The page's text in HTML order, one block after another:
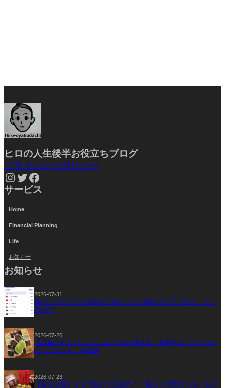
ヒロの人生後半お役立ちブログ
プライバシーポリシー
Instagram Twitter Facebook
サービス
Home
Financial Planning
Life
お知らせ
お知らせ
2026-07-31
私のブログにどんな国のどれくらいの数の人がアクセスしてい
るの？
2026-07-26
【広島土産】フレッシュな果汁が弾ける！共楽堂の「ひとつぶ
のマスカット」を堪能
2026-07-23
【富山土産】まるで巨大な正露丸！？薬売りの歴史を感じる美